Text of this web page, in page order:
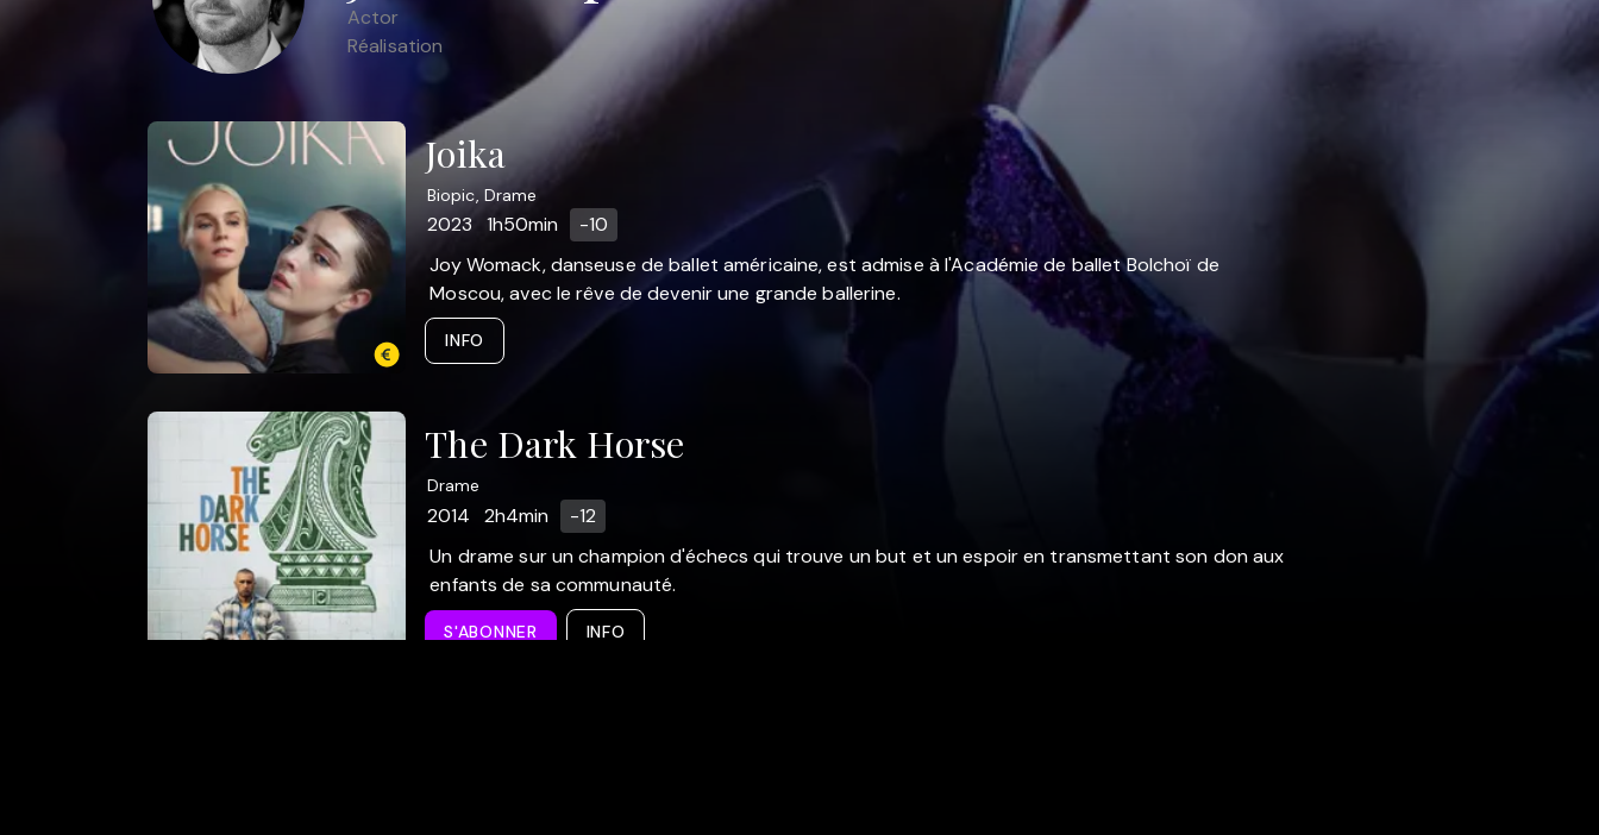
Actor
Réalisation
Joika
Biopic, Drame
2023 1h50min
-10
Joy Womack, danseuse de ballet américaine, est admise à l'Académie de ballet Bolchoï de
Moscou, avec le rêve de devenir une grande ballerine.
INFO
The Dark Horse
Drame
2014 2h4min
-12
Un drame sur un champion d'échecs qui trouve un but et un espoir en transmettant son don aux
enfants de sa communauté.
S'ABONNER INFO